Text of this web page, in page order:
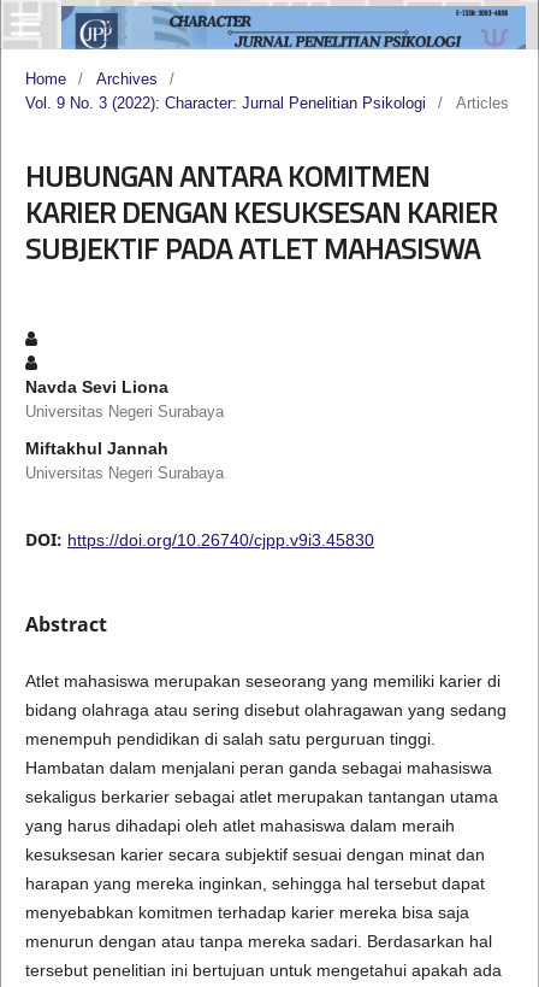
Home / Archives
/
Vol. 9 No. 3 (2022): Character: Jurnal Penelitian Psikologi
/ Articles
HUBUNGAN ANTARA KOMITMEN
KARIER DENGAN KESUKSESAN KARIER
SUBJEKTIF PADA ATLET MAHASISWA
Navda Sevi Liona
Universitas Negeri Surabaya
Miftakhul Jannah
Universitas Negeri Surabaya
DOI: https://doi.org/10.26740/cjpp.v9i3.45830
Abstract
Atlet mahasiswa merupakan seseorang yang memiliki karier di
bidang olahraga atau sering disebut olahragawan yang sedang
menempuh pendidikan di salah satu perguruan tinggi.
Hambatan dalam menjalani peran ganda sebagai mahasiswa
sekaligus berkarier sebagai atlet merupakan tantangan utama
yang harus dihadapi oleh atlet mahasiswa dalam meraih
kesuksesan karier secara subjektif sesuai dengan minat dan
harapan yang mereka inginkan, sehingga hal tersebut dapat
menyebabkan komitmen terhadap karier mereka bisa saja
menurun dengan atau tanpa mereka sadari. Berdasarkan hal
tersebut penelitian ini bertujuan untuk mengetahui apakah ada